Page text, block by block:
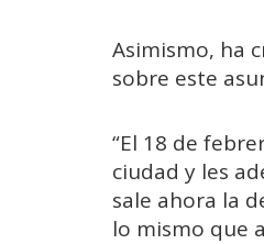
Asimismo, ha
sobre este
“El 18 de
ciudad y les
sale ahora la
lo mismo que